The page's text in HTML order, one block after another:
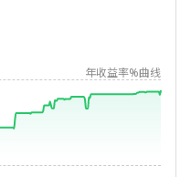
年收益率%曲线